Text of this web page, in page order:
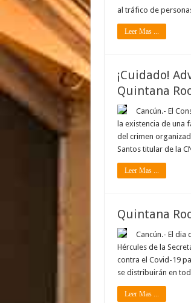
al tráfico de
Leer Mas ...
¡Cuidado!
Quintana
Cancún.- El
la existencia de una
del crimen
Santos titular de la
Leer Mas ...
Quintana
Cancún.- El
Hércules de la
contra el Covid-19
se distribuirán en
Leer Mas ...